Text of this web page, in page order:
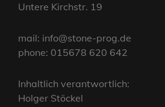
Untere Kirchstr. 19
mail: info@stone-prog.de
phone: 015678 620 642
Inhaltlich verantwortlich:
Holger Stöckel